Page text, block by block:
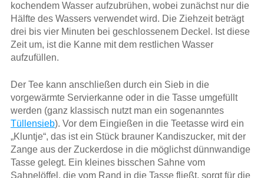
kochendem Wasser aufzubrühen, wobei zunächst nur die
Hälfte des Wassers verwendet wird. Die Ziehzeit beträgt
drei bis vier Minuten bei geschlossenem Deckel. Ist diese
Zeit um, ist die Kanne mit dem restlichen Wasser
aufzufüllen.
Der Tee kann anschließen durch ein Sieb in die
vorgewärmte Servierkanne oder in die Tasse umgefüllt
werden (ganz klassisch nutzt man ein sogenanntes
Tüllensieb). Vor dem Eingießen in die Teetasse wird ein
„Kluntje“, das ist ein Stück brauner Kandiszucker, mit der
Zange aus der Zuckerdose in die möglichst dünnwandige
Tasse gelegt. Ein kleines bisschen Sahne vom
Sahnelöffel, die vom Rand in die Tasse fließt, sorgt für die